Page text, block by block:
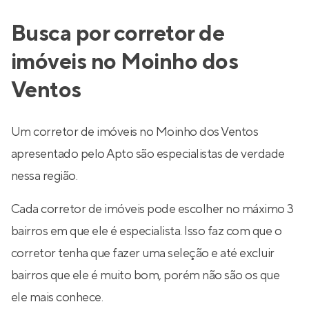
Busca por corretor de
imóveis no Moinho dos
Ventos
Um corretor de imóveis no Moinho dos Ventos
apresentado pelo Apto são especialistas de verdade
nessa região.
Cada corretor de imóveis pode escolher no máximo 3
bairros em que ele é especialista. Isso faz com que o
corretor tenha que fazer uma seleção e até excluir
bairros que ele é muito bom, porém não são os que
ele mais conhece.